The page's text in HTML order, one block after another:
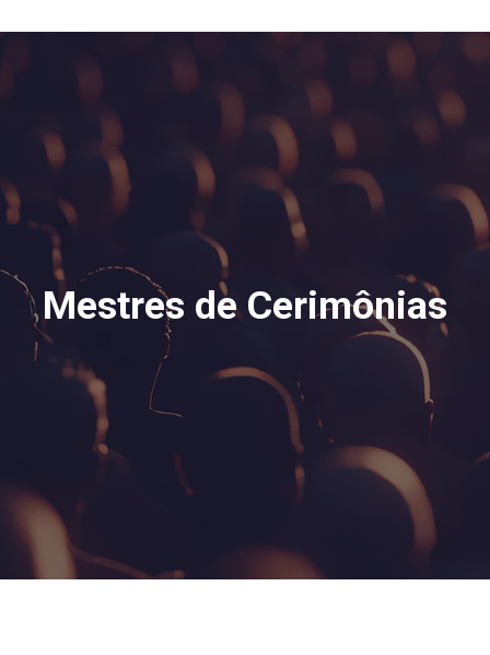
Mestres de Cerimônias